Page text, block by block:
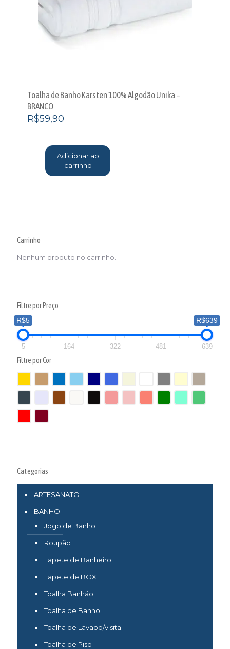
Toalha de Banho Karsten 100% Algodão Unika –
BRANCO
R$59,90
Adicionar ao
carrinho
Carrinho
Nenhum produto no carrinho.
Filtre por Preço
R$5
R$639
5 164 322 481 639
Filtre por Cor
Categorias
ARTESANATO
BANHO
Jogo de Banho
Roupão
Tapete de Banheiro
Tapete de BOX
Toalha Banhão
Toalha de Banho
Toalha de Lavabo/visita
Toalha de Piso